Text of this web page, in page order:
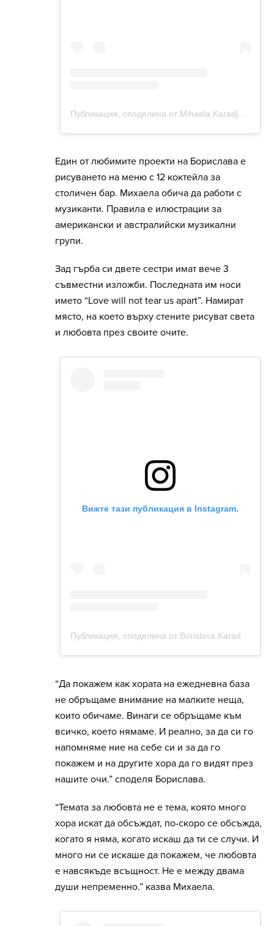
Един от любимите проекти на Борислава е
рисуването на меню с 12 коктейла за
столичен бар. Михаела обича да работи с
музиканти. Правила е илюстрации за
американски и австралийски музикални
групи.
Зад гърба си двете сестри имат вече 3
съвместни изложби. Последната им носи
името “Love will not tear us apart”. Намират
място, на което върху стените рисуват света
и любовта през своите очите.
“Да покажем как хората на ежедневна база
не обръщаме внимание на малките неща,
които обичаме. Винаги се обръщаме към
всичко, което нямаме. И реално, за да си го
напомняме ние на себе си и за да го
покажем и на другите хора да го видят през
нашите очи.” споделя Борислава.
“Темата за любовта не е тема, която много
хора искат да обсъждат, по-скоро се обсъжда,
когато я няма, когато искаш да ти се случи. И
много ни се искаше да покажем, че любовта
е навсякъде всъщност. Не е между двама
души непременно.” казва Михаела.